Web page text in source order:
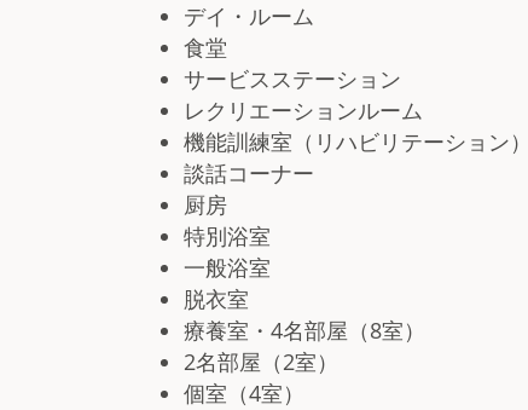
デイ・ルーム
食堂
サービスステーション
レクリエーションルーム
機能訓練室（リハビリテーション）
談話コーナー
厨房
特別浴室
一般浴室
脱衣室
療養室・4名部屋（8室）
2名部屋（2室）
個室（4室）